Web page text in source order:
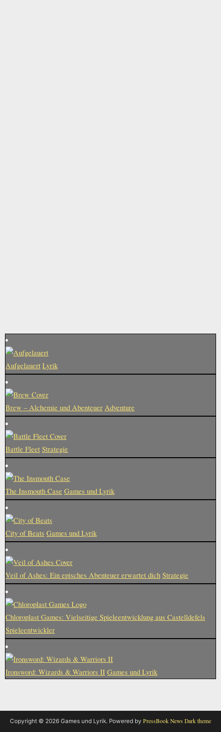
Aufgelauert Lyrik
Brew – Alchemie und Abenteuer Adventure
Battle Fleet Strategie
The Insmouth Case Games und Lyrik
City of Beats Games und Lyrik
Veil of Ashes: Ein episches Abenteuer erwartet dich Strategie
Chloroplast Games: Vielseitige Spieleentwicklung aus Castelldefels
Spieleentwickler
Ironsword: Wizards & Warriors II Games und Lyrik
Copyright © 2026 Games und Lyrik. Powered by PressBook News Dark theme